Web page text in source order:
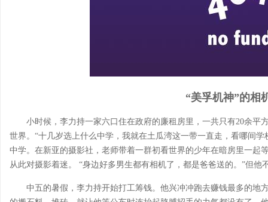
“美孚机神”的相
小时候，李力持一家六口住在政府的廉租房里，一共只有20余平
世界。“十几岁选上什么中学，我就在土瓜湾这一带一直走，看哪间
中学。在新亚的摄影社，老师带着一群初看世界的少年在暗房里一起
从此对摄影着迷。 “身边好多男生都有相机了，都是爸爸送的。”但他
中五的暑假，李力持开始打工筹钱。他兴冲冲跑去赚钱最多的